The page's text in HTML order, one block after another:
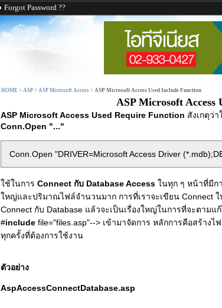
Forgot Password ??
HOME > ASP > ASP Microsoft Access > ASP Microsoft Access Used Include Function
ASP Microsoft Access
ASP Microsoft Access Used Require Function สังเกตุว่
Conn.Open "..."
Conn.Open "DRIVER=Microsoft Access Driver
ใช้ในการ Connect กับ Database Access ในทุก ๆ หน้าที่มีก
ใหญ่และปริมาณไฟล์จำนวนมาก การที่เราจะเขียน Connect
Connect กับ Database แล้วจะเป็นเรื่องใหญ่ในการที่จะตาม
#include file="files.asp"--> เข้ามาจัดการ หลักการคือสร้างไ
ทุกครั้งที่ต้องการใช้งาน
ตัวอย่าง
AspAccessConnectDatabase.asp